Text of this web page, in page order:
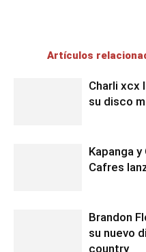
Artículos
Charli xcx
su disco
Kapanga
Cafres
Brandon
su nuevo
country